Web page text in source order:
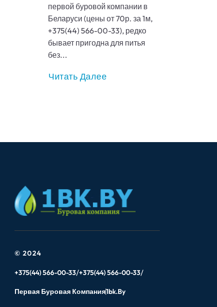
первой буровой компании в
Беларуси (цены от 70р. за 1м,
+375(44) 566-00-33), редко
бывает пригодна для питья
без...
Читать Далее
© 2024
+375(44) 566-00-33 +375(44) 566-00-33
Первая Буровая Компания1bk.by